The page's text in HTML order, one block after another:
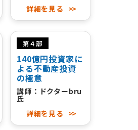
詳細を見る >>
第４部
140億円投資家に
よる不動産投資
の極意
講師：ドクターbru
氏
詳細を見る >>